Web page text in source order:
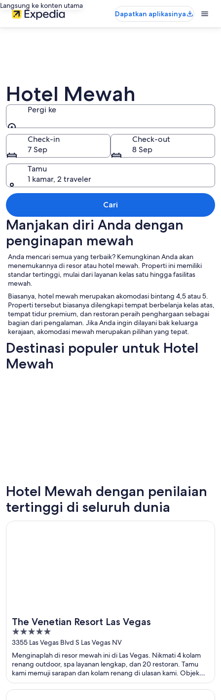
Langsung ke konten utama
Dapatkan aplikasinya
Hotel Mewah
Pergi ke
Pergi ke
Check-in
7 Sep
Check-out
8 Sep
Tamu
1 kamar, 2 traveler
Cari
Manjakan diri Anda dengan
penginapan mewah
Anda mencari semua yang terbaik? Kemungkinan Anda akan
menemukannya di resor atau hotel mewah. Properti ini memiliki
standar tertinggi, mulai dari layanan kelas satu hingga fasilitas
mewah.
Biasanya, hotel mewah merupakan akomodasi bintang 4,5 atau 5.
Properti tersebut biasanya dilengkapi tempat berbelanja kelas atas,
tempat tidur premium, dan restoran peraih penghargaan sebagai
bagian dari pengalaman. Jika Anda ingin dilayani bak keluarga
kerajaan, akomodasi mewah merupakan pilihan yang tepat.
Destinasi populer untuk Hotel
Mewah
Las Vegas
189 hotel mewah
New
Hotel Mewah dengan penilaian
tertinggi di seluruh dunia
The Venetian Resort Las Vegas
5
out
of
5
3355 Las Vegas Blvd S Las Vegas NV
Menginaplah di resor mewah ini di Las Vegas. Nikmati 4 kolam
renang outdoor, spa layanan lengkap, dan 20 restoran. Tamu
kami memuji sarapan dan kolam renang di ulasan kami. Objek
wisata populer seperti Kasino The Venetian dan The Linq berada
di dekat properti.
Terbuka di jendela baru
The Venetian Resort Las Vegas
Terbuka di jendela baru
Bellagio